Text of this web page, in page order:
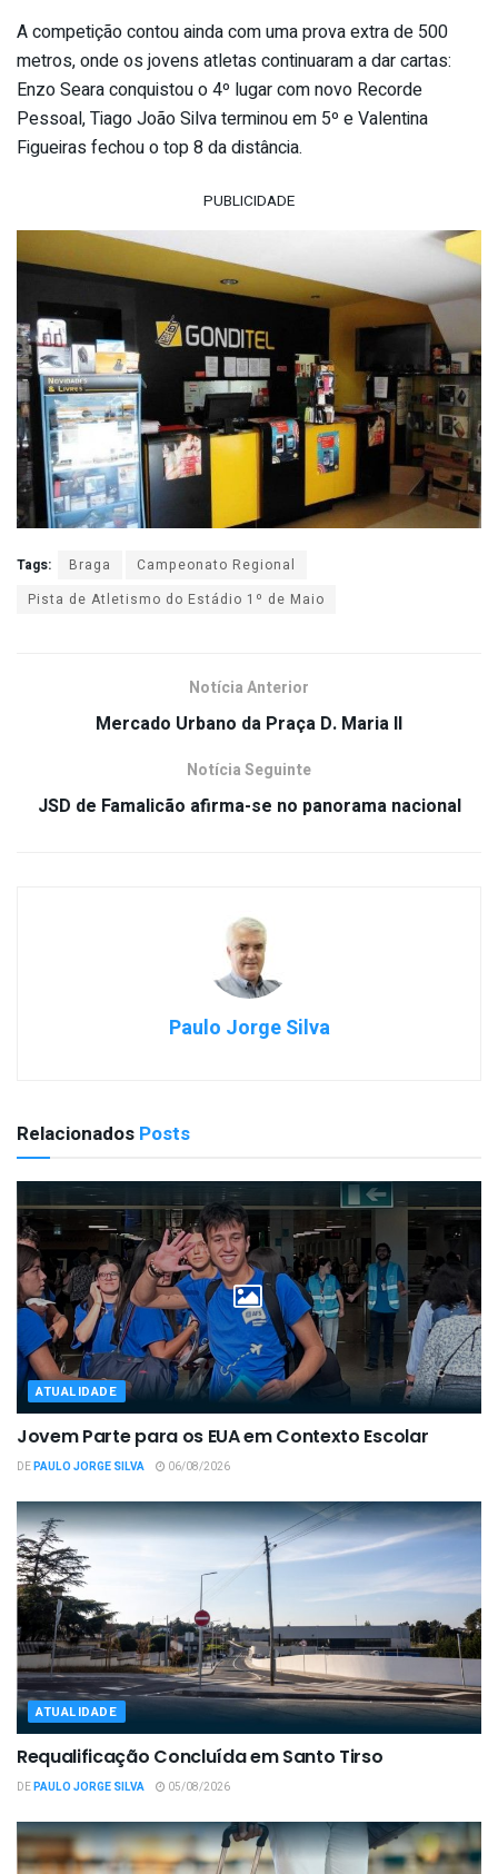
A competição contou ainda com uma prova extra de 500
metros, onde os jovens atletas continuaram a dar cartas:
Enzo Seara conquistou o 4º lugar com novo Recorde
Pessoal, Tiago João Silva terminou em 5º e Valentina
Figueiras fechou o top 8 da distância.
PUBLICIDADE
Tags: Braga
Campeonato Regional
Pista de Atletismo do Estádio 1º de Maio
Notícia Anterior
Mercado Urbano da Praça D. Maria II
Notícia Seguinte
JSD de Famalicão afirma-se no panorama nacional
Paulo Jorge Silva
Relacionados Posts
ATUALIDADE
Jovem Parte para os EUA em Contexto Escolar
DEPAULO JORGE SILVA 06/08/2026
ATUALIDADE
Requalificação Concluída em Santo Tirso
DEPAULO JORGE SILVA 05/08/2026